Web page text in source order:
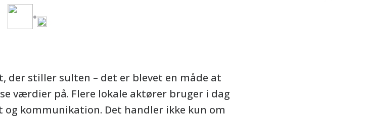
der stiller sulten – det er blevet en måde at
værdier på. Flere lokale aktører bruger i dag
kommunikation. Det handler ikke kun om